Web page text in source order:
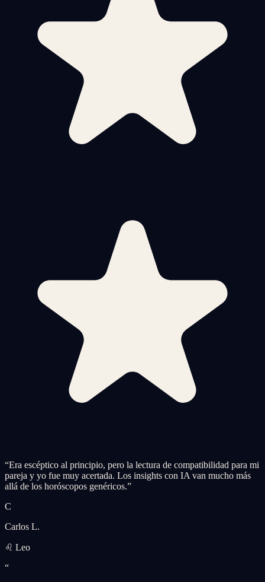
“Era escéptico al principio, pero la lectura de compatibilidad para mi
pareja y yo fue muy acertada. Los insights con IA van mucho más
allá de los horóscopos genéricos.”
C
Carlos L.
♌ Leo
“